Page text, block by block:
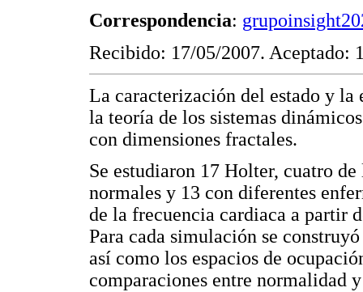
Correspondencia:
Recibido: 17/05/2007. Aceptado:
La caracterización del estado y la
la teoría de los sistemas
con dimensiones fractales.
Se estudiaron 17 Holter, cuatro
normales y 13 con diferentes
de la frecuencia cardiaca a partir
Para cada simulación se
así como los espacios de
comparaciones entre normalidad